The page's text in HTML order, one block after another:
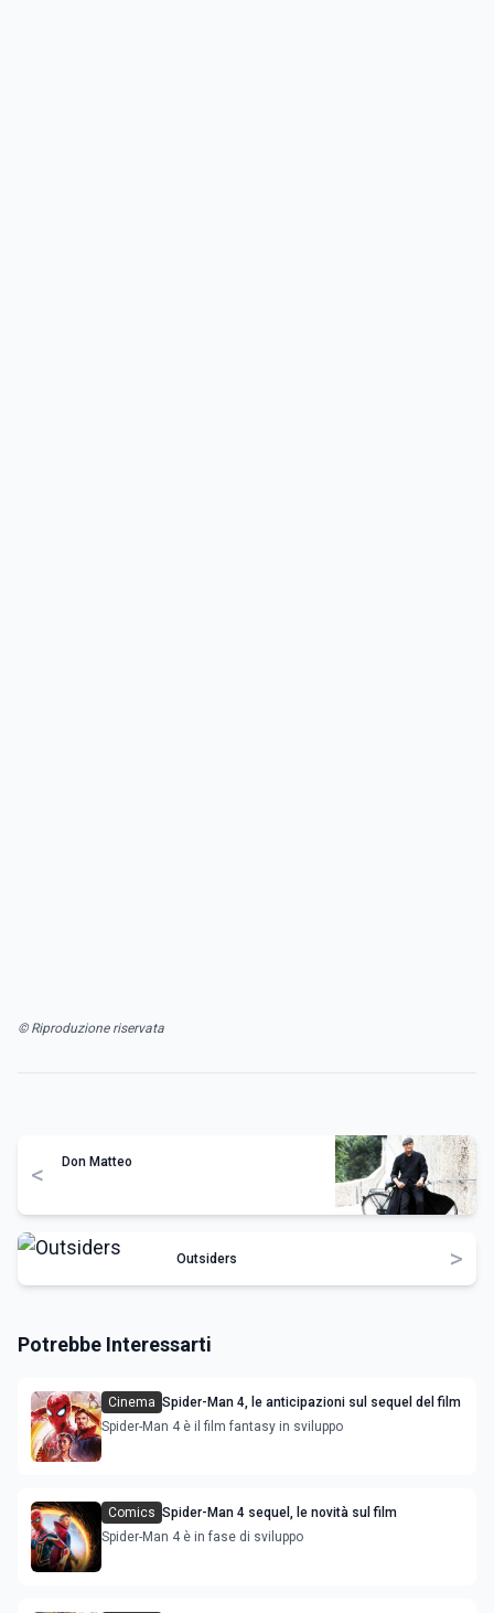
© Riproduzione riservata
< Don Matteo
Outsiders >
Potrebbe Interessarti
Cinema Spider-Man 4, le anticipazioni sul sequel del film
Spider-Man 4 è il film fantasy in sviluppo
Comics Spider-Man 4 sequel, le novità sul film
Spider-Man 4 è in fase di sviluppo